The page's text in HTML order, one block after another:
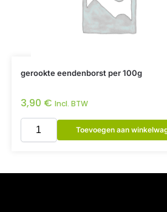
gerookte eendenborst per 100g
3,90 € Incl. BTW
Toevoegen aan